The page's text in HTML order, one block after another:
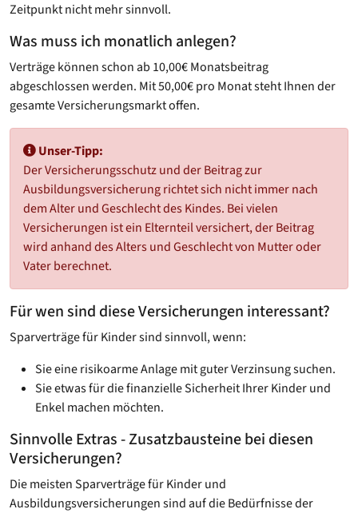
Zeitpunkt nicht mehr sinnvoll.
Was muss ich monatlich anlegen?
Verträge können schon ab 10,00€ Monatsbeitrag
abgeschlossen werden. Mit 50,00€ pro Monat steht Ihnen der
gesamte Versicherungsmarkt offen.
Unser-Tipp:
Der Versicherungsschutz und der Beitrag zur
Ausbildungsversicherung richtet sich nicht immer nach
dem Alter und Geschlecht des Kindes. Bei vielen
Versicherungen ist ein Elternteil versichert, der Beitrag
wird anhand des Alters und Geschlecht von Mutter oder
Vater berechnet.
Für wen sind diese Versicherungen interessant?
Sparverträge für Kinder sind sinnvoll, wenn:
Sie eine risikoarme Anlage mit guter Verzinsung suchen.
Sie etwas für die finanzielle Sicherheit Ihrer Kinder und
Enkel machen möchten.
Sinnvolle Extras - Zusatzbausteine bei diesen
Versicherungen?
Die meisten Sparverträge für Kinder und
Ausbildungsversicherungen sind auf die Bedürfnisse der